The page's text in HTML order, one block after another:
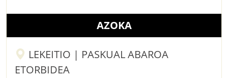
AZOKA
LEKEITIO | PASKUAL ABAROA
ETORBIDEA